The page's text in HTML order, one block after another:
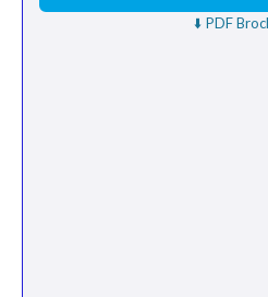
⬇️ PDF